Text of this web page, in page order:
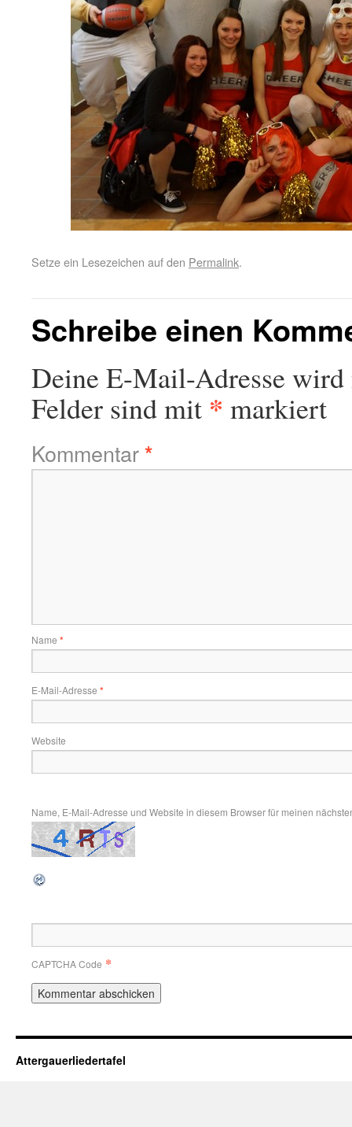
Setze ein Lesezeichen auf den Permalink.
Schreibe einen
Deine E-Mail-Adresse
Felder sind mit * markiert
Kommentar*
Name *
E-Mail-Adresse *
Website
Name, E-Mail-Adresse und Website in diesem Browser für meinen
CAPTCHA Code *
Attergauerliedertafel